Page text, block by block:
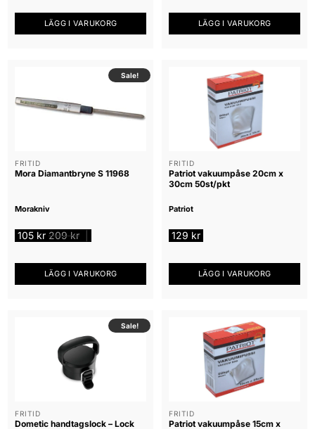
LÄGG I VARUKORG LÄGG I VARUKORG
Sale!
FRITID
Mora Diamantbryne S 11968
Morakniv
105 kr 209kr
LÄGG I VARUKORG
FRITID
Patriot vakuumpåse 20cm x
30cm 50st/pkt
Patriot
129 kr
LÄGG I VARUKORG
Sale!
FRITID
Dometic handtagslock – Lock
FRITID
Patriot vakuumpåse 15cm x